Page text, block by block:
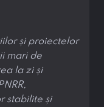
și proiectelor
mari de
la zi și
stabilite și